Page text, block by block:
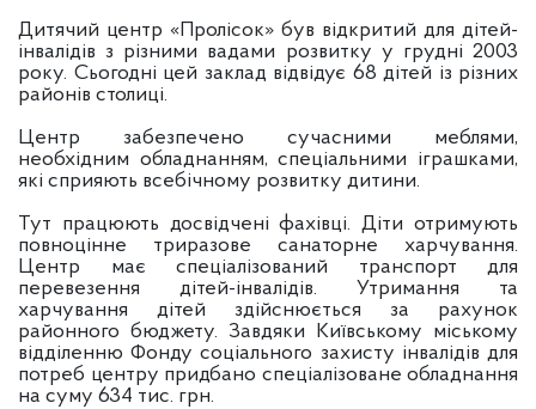
Дитячий центр «Пролісок» був відкритий для дітей-
інвалідів з різними вадами розвитку у грудні 2003
року. Сьогодні цей заклад відвідує 68 дітей із різних
районів столиці.
Центр забезпечено сучасними меблями,
необхідним обладнанням, спеціальними іграшками,
які сприяють всебічному розвитку дитини.
Тут працюють досвідчені фахівці. Діти отримують
повноцінне триразове санаторне харчування.
Центр має спеціалізований транспорт для
перевезення дітей-інвалідів. Утримання та
харчування дітей здійснюється за рахунок
районного бюджету. Завдяки Київському міському
відділенню Фонду соціального захисту інвалідів для
потреб центру придбано спеціалізоване обладнання
на суму 634 тис. грн.